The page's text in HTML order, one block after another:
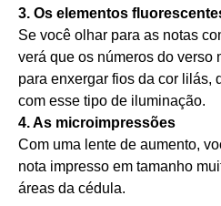
3. Os elementos
Se você olhar para as notas
verá que os números do verso
para enxergar fios da cor lilás,
com esse tipo de iluminação.
4. As microimpressões
Com uma lente de aumento,
nota impresso em tamanho
áreas da cédula.